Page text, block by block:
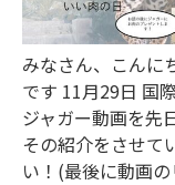
みなさん、こんに
です 11月29日 国
ジャガー動画を先
その紹介をさせて
い！(最後に動画の